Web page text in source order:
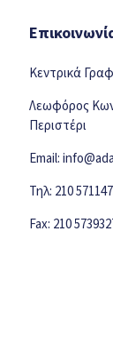
Κεντρικά
Λεωφόρος
Περιστέρι
Email:
Τηλ: 210
Fax: 210